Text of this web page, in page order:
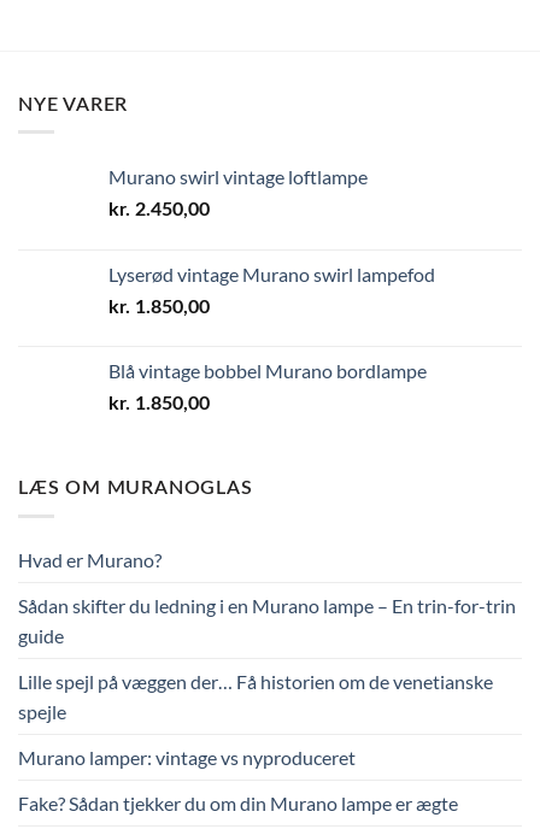
NYE VARER
Murano swirl vintage loftlampe
kr. 2.450,00
Lyserød vintage Murano swirl lampefod
kr. 1.850,00
Blå vintage bobbel Murano bordlampe
kr. 1.850,00
LÆS OM MURANOGLAS
Hvad er Murano?
Sådan skifter du ledning i en Murano lampe – En trin-for-trin
guide
Lille spejl på væggen der… Få historien om de venetianske
spejle
Murano lamper: vintage vs nyproduceret
Fake? Sådan tjekker du om din Murano lampe er ægte